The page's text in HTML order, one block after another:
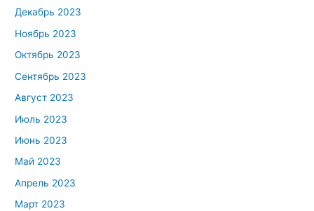
Декабрь 2023
Ноябрь 2023
Октябрь 2023
Сентябрь 2023
Август 2023
Июль 2023
Июнь 2023
Май 2023
Апрель 2023
Март 2023